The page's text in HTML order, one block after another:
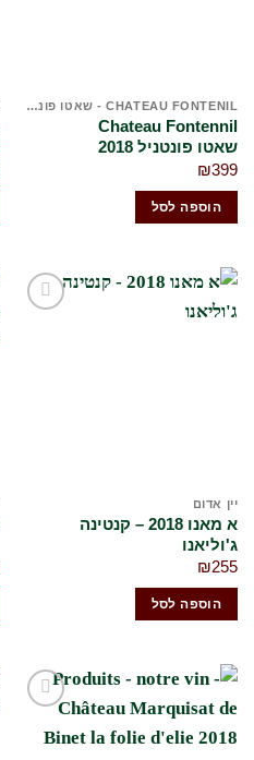
CHATEAU FONTENIL - שאטו פונטניל
Chateau Fontennil
שאטו פונטניל 2018
₪399
הוספה לסל
יין אדום
א מאנו 2018 – קנטינה
ג'וליאנו
₪255
הוספה לסל
לרשימת